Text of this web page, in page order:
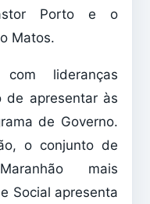
Porto e o
Matos.
lideranças
de apresentar às
de Governo.
o conjunto de
mais
Social apresenta